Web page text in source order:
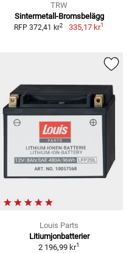
TRW
Sintermetall-Bromsbelägg
RFP 372,41 kr2 335,17 kr1
Louis Parts
Litiumjonbatterier
2 196,99 kr1